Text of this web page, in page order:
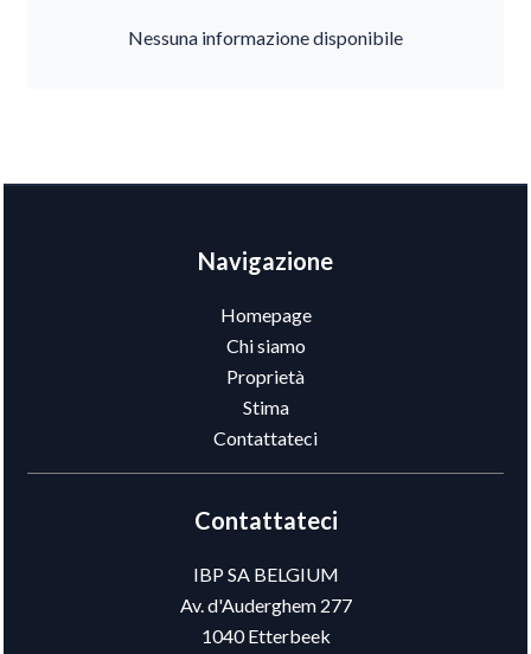
Nessuna informazione disponibile
Navigazione
Homepage
Chi siamo
Proprietà
Stima
Contattateci
Contattateci
IBP SA BELGIUM
Av. d'Auderghem 277
1040Etterbeek